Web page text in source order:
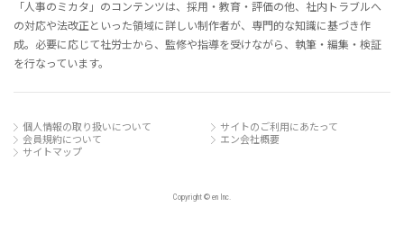
「人事のミカタ」のコンテンツは、採用・教育・評価の他、社内トラブルへ
の対応や法改正といった領域に詳しい制作者が、専門的な知識に基づき作
成。必要に応じて社労士から、監修や指導を受けながら、執筆・編集・検証
を行なっています。
個人情報の取り扱いについて
サイトのご利用にあたって
会員規約について
エン会社概要
サイトマップ
Copyright © en Inc.